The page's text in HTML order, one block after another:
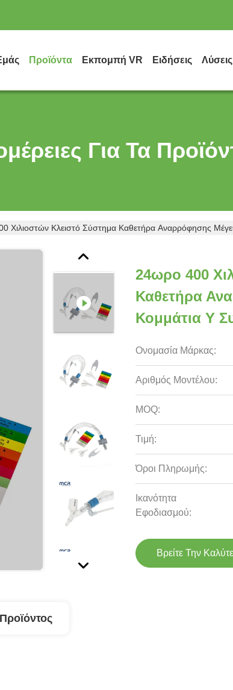
Προϊόντα Εκπομπή VR Ειδήσεις Λύσεις
Για Τα
Χιλιοστών Κλειστό Σύστημα Καθετήρα Αναρρόφησης
24ωρο 400
Καθετήρα
Κομμάτια Y
Ονομασία Μάρκας:
Αριθμός Μοντέλου:
MOQ:
Τιμή:
Όροι Πληρωμής:
Ικανότητα
Εφοδιασμού:
Βρείτε Την